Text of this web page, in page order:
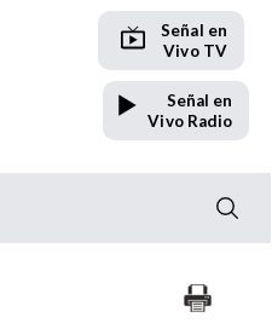
Señal en
Vivo TV
Señal en
Vivo Radio